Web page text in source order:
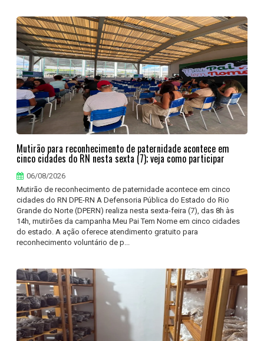
Mutirão para reconhecimento de paternidade acontece em
cinco cidades do RN nesta sexta (7); veja como participar
06/08/2026
Mutirão de reconhecimento de paternidade acontece em cinco
cidades do RN DPE-RN A Defensoria Pública do Estado do Rio
Grande do Norte (DPERN) realiza nesta sexta-feira (7), das 8h às
14h, mutirões da campanha Meu Pai Tem Nome em cinco cidades
do estado. A ação oferece atendimento gratuito para
reconhecimento voluntário de p...